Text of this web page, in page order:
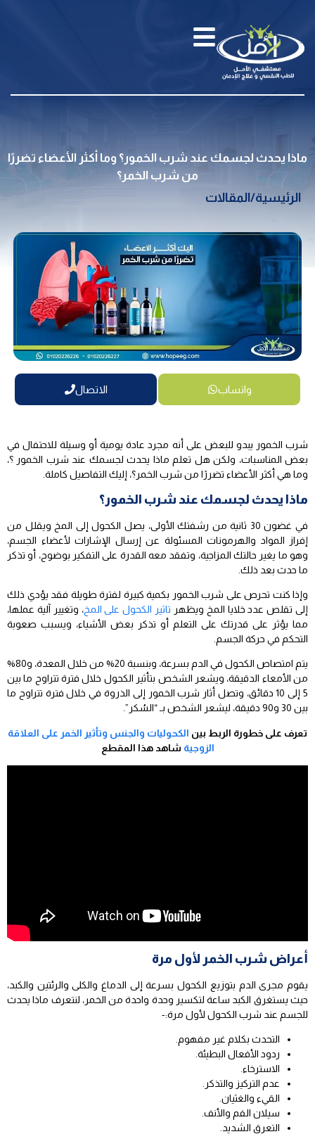
ماذا يحدث لجسمك عند شرب الخمور؟ وما أكثر الأعضاء تضررًا
من شرب الخمر؟
الرئيسية/المقالات
واتساب الاتصال
شرب الخمور يبدو للبعض على أنه مجرد عادة يومية أو وسيلة للاحتفال في
بعض المناسبات، ولكن هل تعلم ماذا يحدث لجسمك عند شرب الخمور ؟،
وما هي أكثر الأعضاء تضررًا من شرب الخمر؟، إليك التفاصيل كاملة.
ماذا يحدث لجسمك عند شرب الخمور؟
في غضون 30 ثانية من رشفتك الأولى، يصل الكحول إلى المخ ويقلل من
إفراز المواد والهرمونات المسئولة عن إرسال الإشارات لأعضاء الجسم،
وهو ما يغير حالتك المزاجية، وتفقد معه القدرة على التفكير بوضوح، أو تذكر
ما حدث بعد ذلك.
وإذا كنت تحرص على شرب الخمور بكمية كبيرة لفترة طويلة فقد يؤدي ذلك
إلى تقلص عدد خلايا المخ ويظهر تاثير الكحول على المخ، وتغيير آلية عملها،
مما يؤثر على قدرتك على التعلم أو تذكر بعض الأشياء، ويسبب صعوبة
التحكم في حركة الجسم.
يتم امتصاص الكحول في الدم بسرعة، وبنسبة 20% من خلال المعدة، و80%
من الأمعاء الدقيقة، ويشعر الشخص بتأثير الكحول خلال فترة تتراوح ما بين
5 إلى 10 دقائق، وتصل أثار شرب الخمور إلى الذروة في خلال فترة تتراوح ما
بين 30 و90 دقيقة، ليشعر الشخص بـ “السُكر”.
تعرف على خطورة الربط بين الكحوليات والجنس وتأثير الخمر على العلاقة
الزوجية شاهد هذا المقطع
أعراض شرب الخمر لأول مرة
يقوم مجرى الدم بتوزيع الكحول بسرعة إلى الدماغ والكلى والرئتين والكبد،
حيث يستغرق الكبد ساعة لتكسير وحدة واحدة من الخمر، لنتعرف ماذا يحدث
للجسم عند شرب الكحول لأول مرة:-
التحدث بكلام غير مفهوم.
ردود الأفعال البطيئة.
الاسترخاء.
عدم التركيز والتذكر.
القيء والغثيان.
سيلان الفم والأنف.
التعرق الشديد.